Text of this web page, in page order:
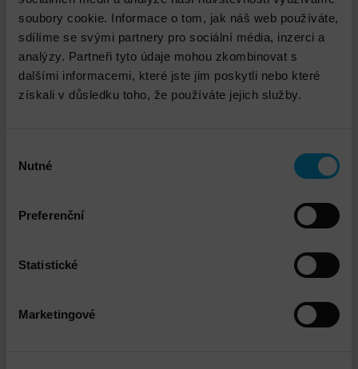
soubory cookie. Informace o tom, jak náš web používáte,
sdílíme se svými partnery pro sociální média, inzerci a
analýzy. Partneři tyto údaje mohou zkombinovat s
dalšími informacemi, které jste jim poskytli nebo které
získali v důsledku toho, že používáte jejich služby.
souhlasu
Nutné
Preferenční
Statistické
Marketingové
Služba je doručována konzultantem s odpovídající
certifikací výrobce anebo 5+ let zkušenostmi v dané
oblasti. Služba je doručována vzdáleně (kromě
instalace hardware), v pracovní dny, v čase od 8 do
17hod.
Služba je platná v rámci České republiky.